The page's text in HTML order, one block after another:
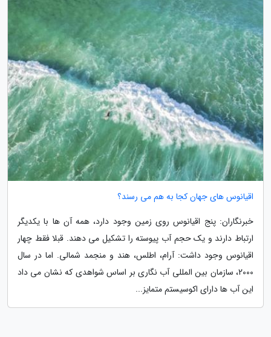
اقیانوس های جهان کجا به هم می رسند؟
خبرنگاران: پنج اقیانوس روی زمین وجود دارد، همه آن ها با یکدیگر
ارتباط دارند و یک حجم آب پیوسته را تشکیل می دهند. قبلا فقط چهار
اقیانوس وجود داشت: آرام، اطلس، هند و منجمد شمالی. اما در سال
2000، سازمان بین المللی آب نگاری بر اساس شواهدی که نشان می داد
این آب ها دارای اکوسیستم متمایز...